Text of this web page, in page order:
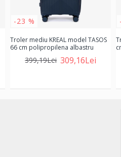
-23 %
Troler mediu KREAL model TASOS
66 cm polipropilena albastru
309,16Lei
399,19Lei